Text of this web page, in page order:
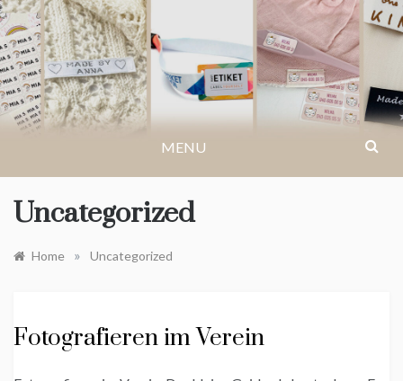
Skip
to
content
IKASTETIKETT.DE
MENU
Uncategorized
Home » Uncategorized
Fotografieren im Verein